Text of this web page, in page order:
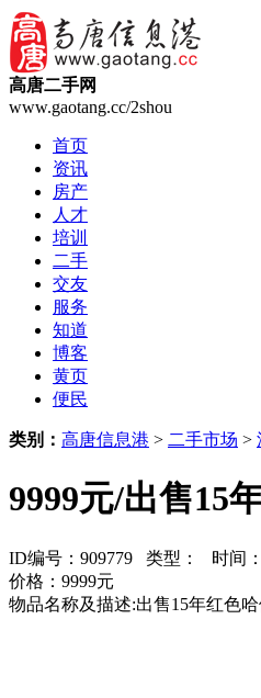
高唐二手网
www.gaotang.cc/2shou
首页
资讯
房产
人才
培训
二手
交友
服务
知道
博客
黄页
便民
类别： 高唐信息港 > 二手市场 >
9999元/出售15
ID编号：909779 类型： 时间
价格：9999元
物品名称及描述:出售15年红色